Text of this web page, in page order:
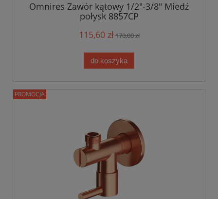
Omnires Zawór kątowy 1/2"-3/8" Miedź
połysk 8857CP
115,60 zł170,00 zł
do koszyka
PROMOCJA